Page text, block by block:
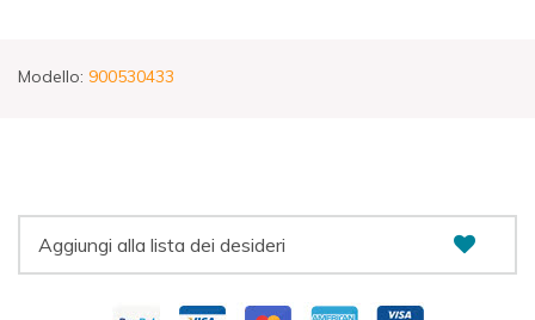
Modello: 900530433
Aggiungi alla lista dei desideri